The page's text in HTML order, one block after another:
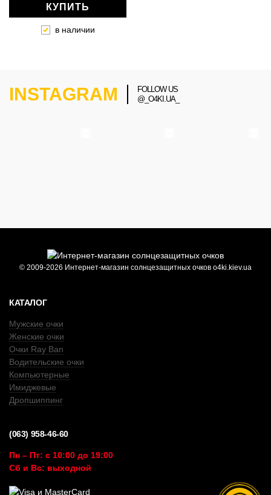
КУПИТЬ
в наличии
INSTAGRAM
FOLLOW US
@_O4KI.UA_
© 2009-2026 Интернет-магазин солнцезащитных очков o4ki.kiev.ua
КАТАЛОГ
Мужские очки
Женские очки
Очки Ray Ban
Водительские очки
Компьютерные
Имиджевые
Дропшиппинг
(063) 958-46-60
Пн – Пт: с 10:00 до 19:00
Сб и Вс: выходной